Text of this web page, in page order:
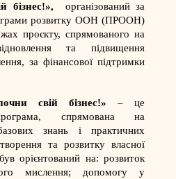
бізнес!»,
організований за
розвитку ООН (ПРООН)
проєкту, спрямованого на
та підвищення
за фінансової підтримки
свій бізнес!» – це
спрямована на
знань і практичних
та розвитку власної
орієнтований на: розвиток
мислення; допомогу у